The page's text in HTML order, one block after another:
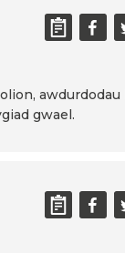
awdurdodau
gwael.